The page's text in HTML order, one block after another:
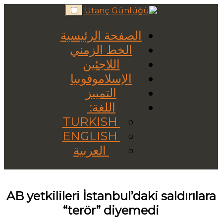
Skip
to
الصفحة الرئيسية
الخط الزمني
اللاجئين
الإسلاموفوبيا
التمييز
اللغة:
العربية
AB yetkilileri İstanbul’daki saldırılara
“terör” diyemedi